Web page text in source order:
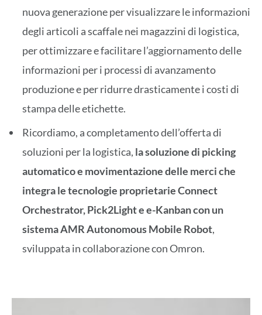
nuova generazione per visualizzare le informazioni
degli articoli a scaffale nei magazzini di logistica,
per ottimizzare e facilitare l’aggiornamento delle
informazioni per i processi di avanzamento
produzione e per ridurre drasticamente i costi di
stampa delle etichette.
Ricordiamo, a completamento dell’offerta di
soluzioni per la logistica, la soluzione di picking
automatico e movimentazione delle merci che
integra le tecnologie proprietarie Connect
Orchestrator, Pick2Light e e-Kanban con un
sistema AMR Autonomous Mobile Robot,
sviluppata in collaborazione con Omron.